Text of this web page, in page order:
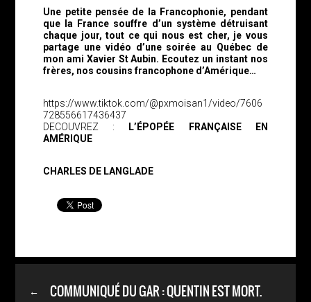
Une petite pensée de la Francophonie, pendant
que la France souffre d’un système détruisant
chaque jour, tout ce qui nous est cher, je vous
partage une vidéo d’une soirée au Québec de
mon ami Xavier St Aubin. Ecoutez un instant nos
frères, nos cousins francophone d’Amérique…
https://www.tiktok.com/@pxmoisan1/video/7606
728556617436437
DECOUVREZ :
L’ÉPOPÉE FRANÇAISE EN
AMÉRIQUE
CHARLES DE LANGLADE
← COMMUNIQUÉ DU GAR : QUENTIN EST MORT.